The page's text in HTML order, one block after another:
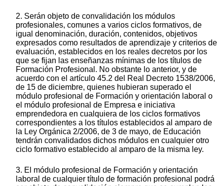
2. Serán objeto de convalidación los módulos
profesionales, comunes a varios ciclos formativos, de
igual denominación, duración, contenidos, objetivos
expresados como resultados de aprendizaje y criterios de
evaluación, establecidos en los reales decretos por los
que se fijan las enseñanzas mínimas de los títulos de
Formación Profesional. No obstante lo anterior, y de
acuerdo con el artículo 45.2 del Real Decreto 1538/2006,
de 15 de diciembre, quienes hubieran superado el
módulo profesional de Formación y orientación laboral o
el módulo profesional de Empresa e iniciativa
emprendedora en cualquiera de los ciclos formativos
correspondientes a los títulos establecidos al amparo de
la Ley Orgánica 2/2006, de 3 de mayo, de Educación
tendrán convalidados dichos módulos en cualquier otro
ciclo formativo establecido al amparo de la misma ley.
3. El módulo profesional de Formación y orientación
laboral de cualquier título de formación profesional podrá